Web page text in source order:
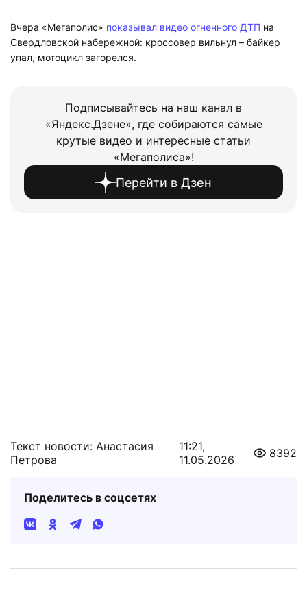
Вчера «Мегаполис» показывал видео огненного ДТП на
Свердловской набережной: кроссовер вильнул – байкер
упал, мотоцикл загорелся.
Подписывайтесь на наш канал в
«Яндекс.Дзене», где собираются самые
крутые видео и интересные статьи
«Мегаполиса»!
Перейти в Дзен
Текст новости: Анастасия
Петрова
11:21,
11.05.2026
8392
Поделитесь в соцсетях